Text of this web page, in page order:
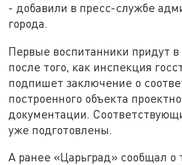
- добавили в пресс-службе
города.
Первые воспитанники придут
после того, как инспекция
подпишет заключение о
построенного объекта
документации.
уже подготовлены.
А ранее «Царьград» сообщал о